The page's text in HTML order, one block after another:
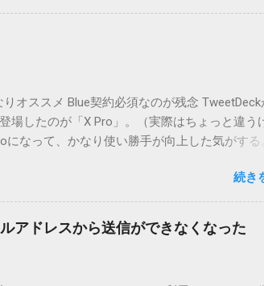
そこで情報も得られます。Webサイトまで見
ています。 AI検索とは？ AI検索とは、人工知
て直接答えを提示する仕組みのことです。代
を進めている生成AI検索機能で、検索結果ペー
AI : Microsoftが提供するAIを活用した検索
索結果のページにWebサイトのリンクが表示
結果ページ上で直接表示するため、多くのユ
なくなってしまいます。 ユーザーの検索行動
ーの情報収集の方法が変わっています。 「知
AIを「質問相手」として利用する 以前はGoogle
りオススメ Blue契約必須なのが残念
場したのが「X Pro」。（実際はちょっと違う
になって、かなり使い勝手が向上した気がする
・ 複数アカウント管理するならホントに便利
見るものをメイン垢関連として表示してます
定がありますが、ここで私の場合は自分が管
して掲載しています。 オススメポイントは「
続き
アドレスから送信ができなくなった